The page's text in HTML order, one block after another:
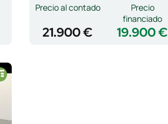
Precio al contado
21.900 € 19.900 €
Precio
financiado